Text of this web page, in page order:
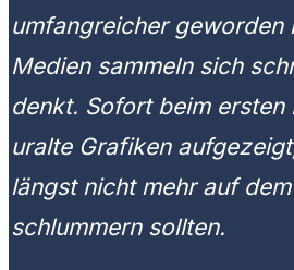
umfangreicher geworden
Medien sammeln sich
denkt. Sofort beim ersten
uralte Grafiken
längst nicht mehr auf
schlummern sollten.